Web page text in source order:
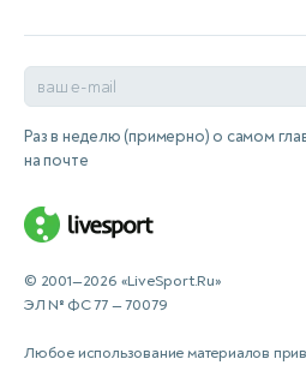
Раз в неделю (примерно) о самом
на почте
© 2001—2026 «LiveSport.Ru»
ЭЛ № ФС 77 — 70079
Любое использование материалов